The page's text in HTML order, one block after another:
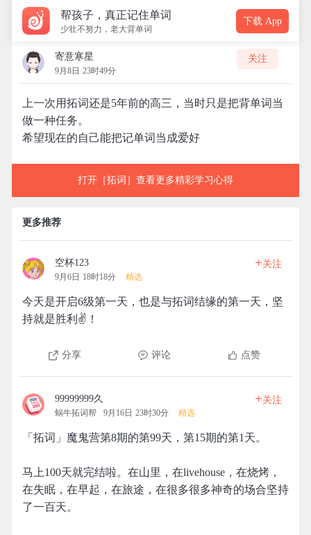
帮孩子，真正记住单词
少壮不努力，老大背单词
下载 App
寄意寒星
9月8日 23时49分
关注
上一次用拓词还是5年前的高三，当时只是把背单词当
做一种任务。
希望现在的自己能把记单词当成爱好
打开［拓词］查看更多精彩学习心得
更多推荐
空杯123
9月6日 18时18分 精选
+关注
今天是开启6级第一天，也是与拓词结缘的第一天，坚
持就是胜利✌️！
分享 评论 点赞
99999999久
蜗牛拓词帮 9月16日 23时30分 精选
+关注
「拓词」魔鬼营第8期的第99天，第15期的第1天。
马上100天就完结啦。在山里，在livehouse，在烧烤，
在失眠，在早起，在旅途，在很多很多神奇的场合坚持
了一百天。